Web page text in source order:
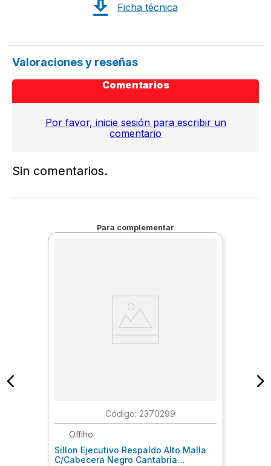
Ficha técnica
Valoraciones y reseñas
Comentarios
Por favor, inicie sesión para escribir un
comentario
Sin comentarios.
Para complementar
: 2370299
Offiho
Sillon Ejecutivo Respaldo Alto Malla
C/Cabecera Negro Cantabria